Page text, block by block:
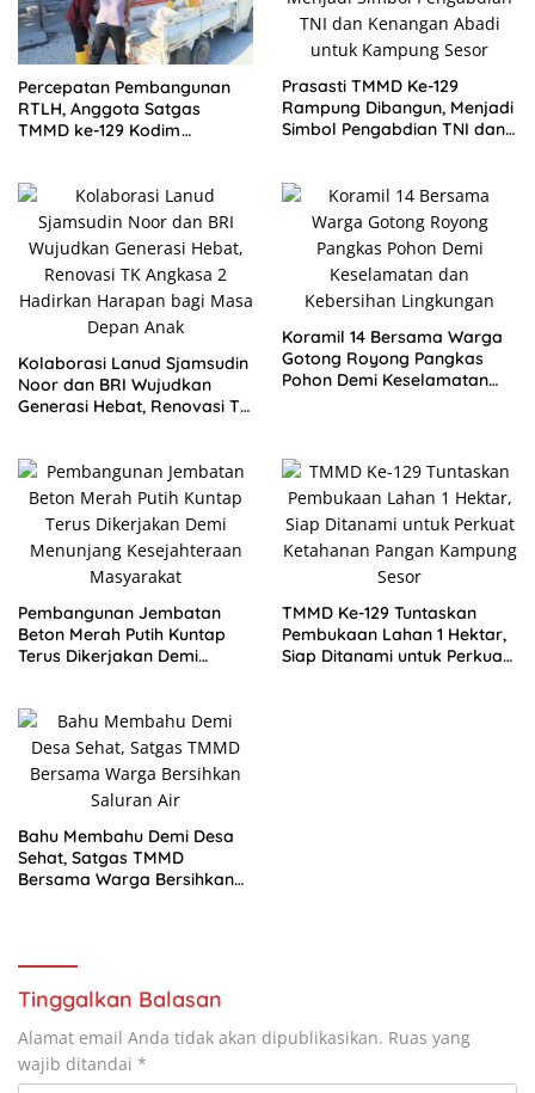
Percepatan Pembangunan
RTLH, Anggota Satgas
TMMD ke-129 Kodim
Prasasti TMMD Ke-129
Rampung Dibangun, Menjadi
Simbol Pengabdian TNI dan
Kolaborasi Lanud Sjamsudin
Noor dan BRI Wujudkan
Generasi Hebat, Renovasi TK
Anak
Koramil 14 Bersama Warga
Gotong Royong Pangkas
Pohon Demi Keselamatan
Pembangunan Jembatan
Beton Merah Putih Kuntap
Terus Dikerjakan Demi
TMMD Ke-129 Tuntaskan
Pembukaan Lahan 1 Hektar,
Siap Ditanami untuk Perkuat
Bahu Membahu Demi Desa
Sehat, Satgas TMMD
Bersama Warga Bersihkan
Tinggalkan Balasan
Alamat email Anda tidak akan dipublikasikan. Ruas yang
wajib ditandai *